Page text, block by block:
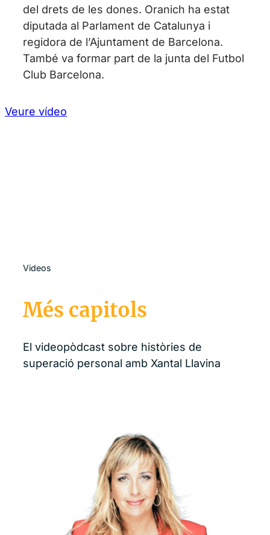
del drets de les dones. Oranich ha estat
diputada al Parlament de Catalunya i
regidora de l’Ajuntament de Barcelona.
També va formar part de la junta del Futbol
Club Barcelona.
Veure vídeo
Videos
Més capitols
El videopòdcast sobre històries de
superació personal amb Xantal Llavina